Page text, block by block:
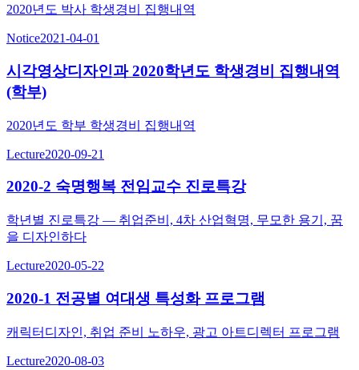
2020년도 박사 학생경비 집행내역
Notice2021-04-01
시각영상디자인과 2020학년도 학생경비 집행내역
(학부)
2020년도 학부 학생경비 집행내역
Lecture2020-09-21
2020-2 숙명행복 전임교수 진로특강
학년별 진로특강 — 취업준비, 4차 산업혁명, 무모한 용기, 꿈
을 디자인하다
Lecture2020-05-22
2020-1 전공별 여대생 특성화 프로그램
캐릭터디자인, 취업 준비 노하우, 광고 아트디렉터 프로그램
Lecture2020-08-03